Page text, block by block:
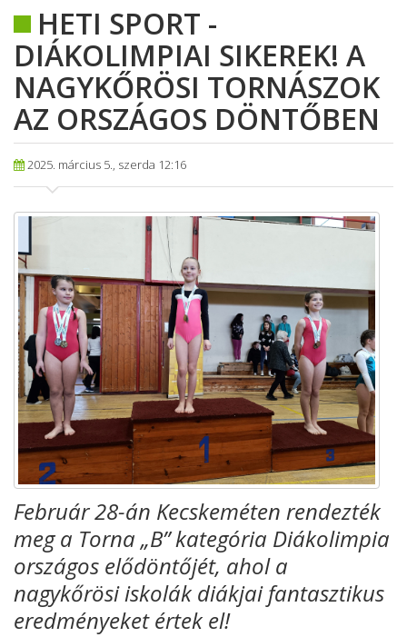
HETI SPORT -
DIÁKOLIMPIAI SIKEREK! A
NAGYKŐRÖSI TORNÁSZOK
AZ ORSZÁGOS DÖNTŐBEN
2025. március 5., szerda 12:16
Február 28-án Kecskeméten rendezték
meg a Torna „B” kategória Diákolimpia
országos elődöntőjét, ahol a
nagykőrösi iskolák diákjai fantasztikus
eredményeket értek el!